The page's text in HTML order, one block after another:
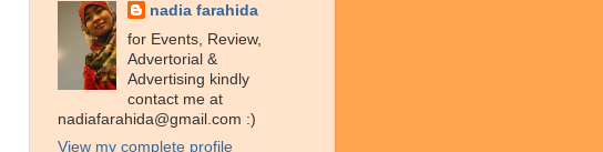
nadia farahida
for Events, Review,
Advertorial &
Advertising kindly
contact me at
nadiafarahida@gmail.com :)
View my complete profile